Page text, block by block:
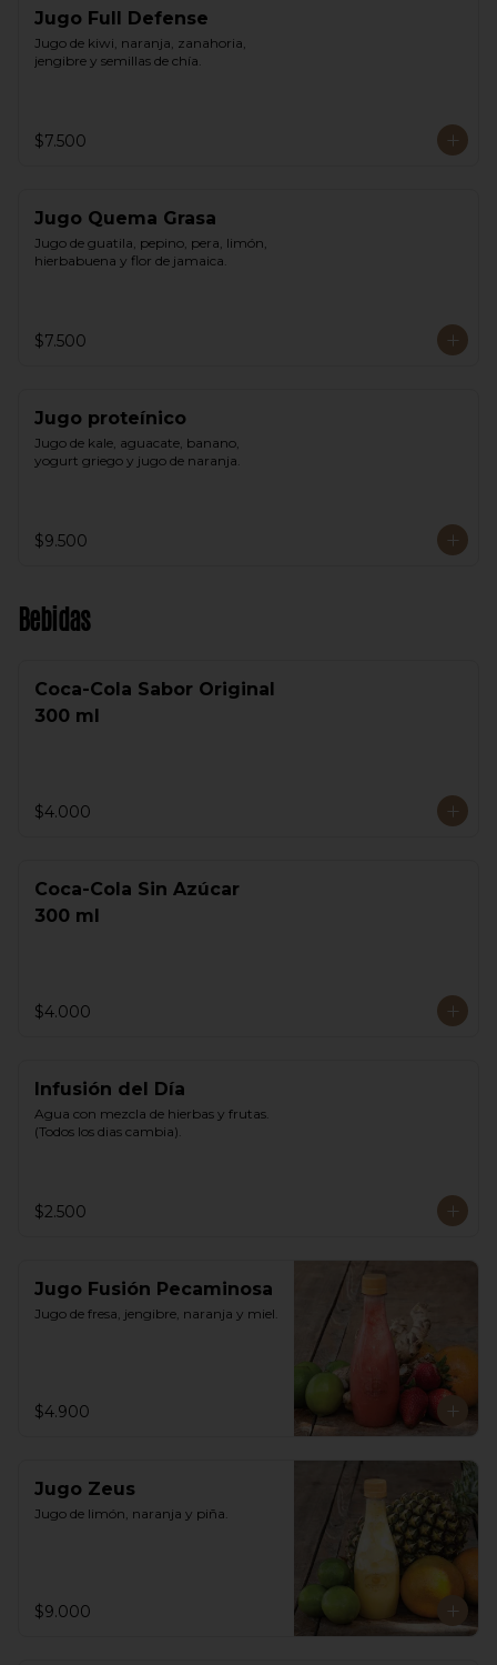
Jugo Full Defense
Jugo de kiwi, naranja, zanahoria,
jengibre y semillas de chía.
$7.500
Jugo Quema Grasa
Jugo de guatila, pepino, pera, limón,
hierbabuena y flor de jamaica.
$7.500
Jugo proteínico
Jugo de kale, aguacate, banano,
yogurt griego y jugo de naranja.
$9.500
Bebidas
Coca-Cola Sabor Original
300 ml
$4.000
Coca-Cola Sin Azúcar
300 ml
$4.000
Infusión del Día
Agua con mezcla de hierbas y frutas.
(Todos los dias cambia).
$2.500
Jugo Fusión Pecaminosa
Jugo de fresa, jengibre, naranja y miel.
$4.900
Jugo Zeus
Jugo de limón, naranja y piña.
$9.000